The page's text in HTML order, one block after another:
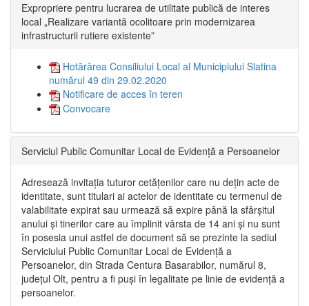
Expropriere pentru lucrarea de utilitate publică de interes
local „Realizare variantă ocolitoare prin modernizarea
infrastructurii rutiere existente”
Hotărârea Consiliului Local al Municipiului Slatina
numărul 49 din 29.02.2020
Notificare de acces în teren
Convocare
Serviciul Public Comunitar Local de Evidență a Persoanelor
Adresează invitația tuturor cetățenilor care nu dețin acte de
identitate, sunt titulari ai actelor de identitate cu termenul de
valabilitate expirat sau urmează să expire până la sfârșitul
anului și tinerilor care au împlinit vârsta de 14 ani și nu sunt
în posesia unui astfel de document să se prezinte la sediul
Serviciului Public Comunitar Local de Evidență a
Persoanelor, din Strada Centura Basarabilor, numărul 8,
județul Olt, pentru a fi puși în legalitate pe linie de evidență a
persoanelor.